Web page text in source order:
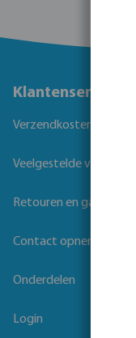
Klantenservice
Verzendkosten
Veelgestelde vragen
Retouren en garantie
Contact opnemen
Onderdelen
Login